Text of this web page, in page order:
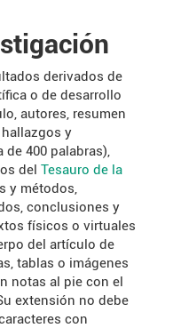
derivados de
o de desarrollo
autores, resumen
y
400 palabras),
del Tesauro de la
y métodos,
conclusiones y
físicos o virtuales
del artículo de
tablas o imágenes
notas al pie con el
extensión no debe
con